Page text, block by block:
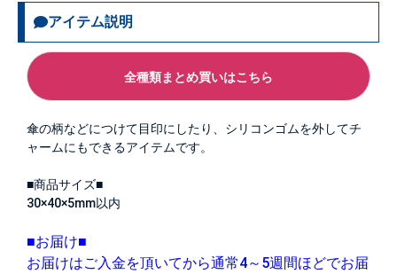
アイテム説明
全種類まとめ買いはこちら
傘の柄などにつけて目印にしたり、シリコンゴムを外してチ
ャームにもできるアイテムです。
■商品サイズ■
30×40×5mm以内
■お届け■
お届けはご入金を頂いてから通常4～5週間ほどでお届